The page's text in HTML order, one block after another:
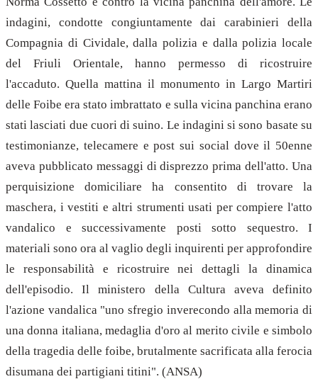
indagini, condotte congiuntamente dai carabinieri della
Compagnia di Cividale, dalla polizia e dalla polizia locale
del Friuli Orientale, hanno permesso di ricostruire
l'accaduto. Quella mattina il monumento in Largo Martiri
delle Foibe era stato imbrattato e sulla vicina panchina erano
stati lasciati due cuori di suino. Le indagini si sono basate su
testimonianze, telecamere e post sui social dove il 50enne
aveva pubblicato messaggi di disprezzo prima dell'atto. Una
perquisizione domiciliare ha consentito di trovare la
maschera, i vestiti e altri strumenti usati per compiere l'atto
vandalico e successivamente posti sotto sequestro. I
materiali sono ora al vaglio degli inquirenti per approfondire
le responsabilità e ricostruire nei dettagli la dinamica
dell'episodio. Il ministero della Cultura aveva definito
l'azione vandalica "uno sfregio inverecondo alla memoria di
una donna italiana, medaglia d'oro al merito civile e simbolo
della tragedia delle foibe, brutalmente sacrificata alla ferocia
disumana dei partigiani titini". (ANSA)